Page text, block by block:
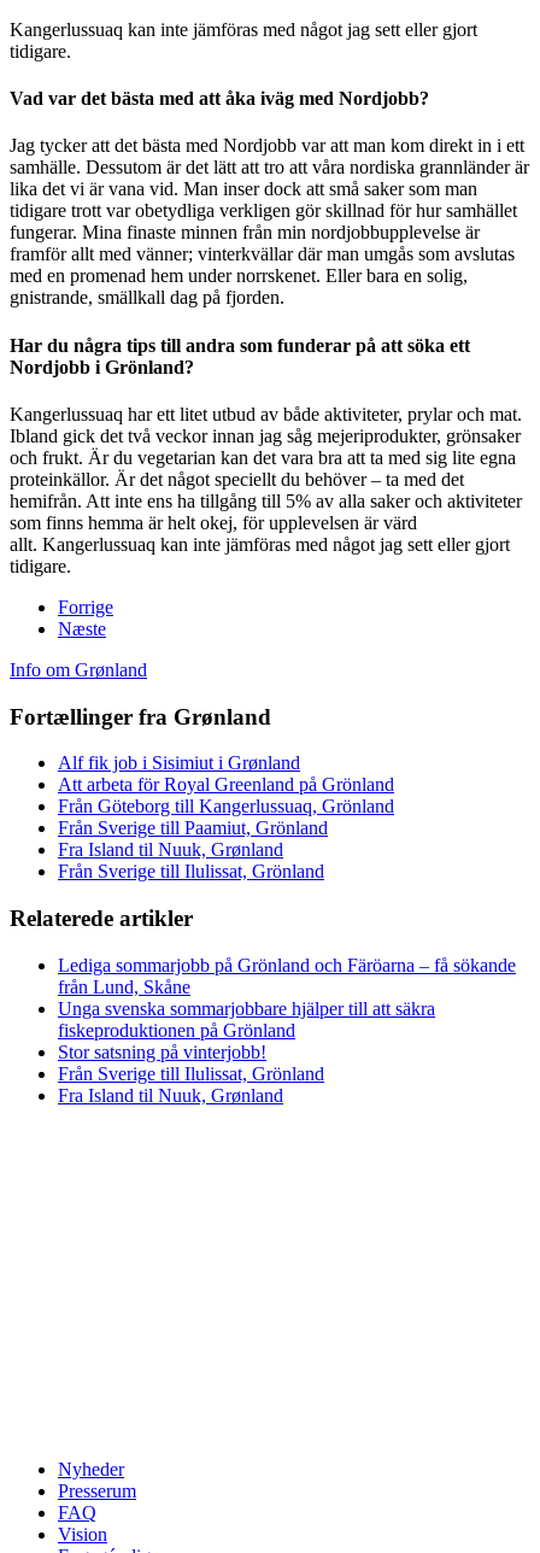
Kangerlussuaq kan inte jämföras med något jag sett eller gjort
tidigare.
Vad var det bästa med att åka iväg med Nordjobb?
Jag tycker att det bästa med Nordjobb var att man kom direkt in i ett
samhälle. Dessutom är det lätt att tro att våra nordiska grannländer är
lika det vi är vana vid. Man inser dock att små saker som man
tidigare trott var obetydliga verkligen gör skillnad för hur samhället
fungerar. Mina finaste minnen från min nordjobbupplevelse är
framför allt med vänner; vinterkvällar där man umgås som avslutas
med en promenad hem under norrskenet. Eller bara en solig,
gnistrande, smällkall dag på fjorden.
Har du några tips till andra som funderar på att söka ett
Nordjobb i Grönland?
Kangerlussuaq har ett litet utbud av både aktiviteter, prylar och mat.
Ibland gick det två veckor innan jag såg mejeriprodukter, grönsaker
och frukt. Är du vegetarian kan det vara bra att ta med sig lite egna
proteinkällor. Är det något speciellt du behöver – ta med det
hemifrån. Att inte ens ha tillgång till 5% av alla saker och aktiviteter
som finns hemma är helt okej, för upplevelsen är värd
allt. Kangerlussuaq kan inte jämföras med något jag sett eller gjort
tidigare.
Forrige
Næste
Info om Grønland
Fortællinger fra Grønland
Alf fik job i Sisimiut i Grønland
Att arbeta för Royal Greenland på Grönland
Från Göteborg till Kangerlussuaq, Grönland
Från Sverige till Paamiut, Grönland
Fra Island til Nuuk, Grønland
Från Sverige till Ilulissat, Grönland
Relaterede artikler
Lediga sommarjobb på Grönland och Färöarna – få sökande
från Lund, Skåne
Unga svenska sommarjobbare hjälper till att säkra
fiskeproduktionen på Grönland
Stor satsning på vinterjobb!
Från Sverige till Ilulissat, Grönland
Fra Island til Nuuk, Grønland
Nyheder
Presserum
FAQ
Vision